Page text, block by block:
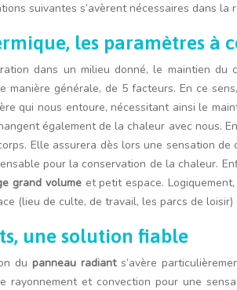
suivantes s’avèrent nécessaires dans la
les paramètres à
dans un milieu donné, le maintien du
manière générale, de 5 facteurs. En ce
qui nous entoure, nécessitant ainsi le
également de la chaleur avec nous.
Elle assurera dès lors une sensation
pour la conservation de la chaleur.
grand volume et petit espace.
(lieu de culte, de travail, les parcs de
une solution fiable
du panneau radiants’avère
rayonnement et convection pour une